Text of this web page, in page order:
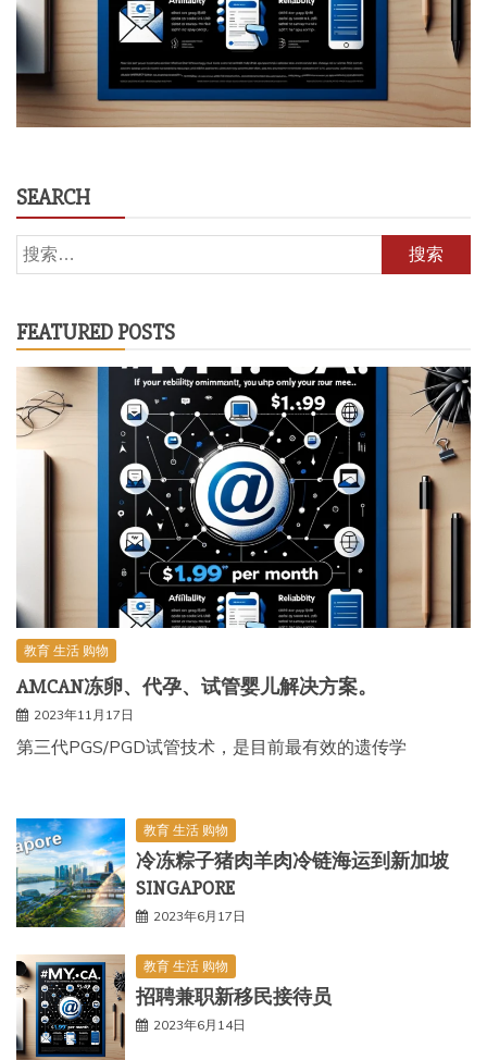
SEARCH
搜
索：
FEATURED POSTS
教育 生活 购物
AMCAN冻卵、代孕、试管婴儿解决方案。
2023年11月17日
第三代PGS/PGD试管技术，是目前最有效的遗传学
教育 生活 购物
冷冻粽子猪肉羊肉冷链海运到新加坡
SINGAPORE
2023年6月17日
教育 生活 购物
招聘兼职新移民接待员
2023年6月14日